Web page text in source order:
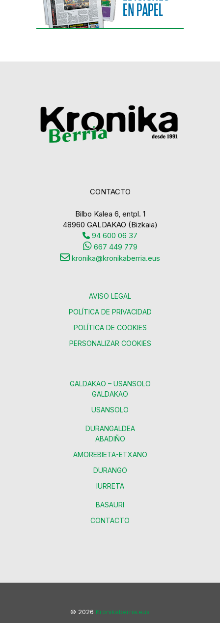
CONTACTO
Bilbo Kalea 6, entpl. 1
48960 GALDAKAO (Bizkaia)
94 600 06 37
667 449 779
kronika@kronikaberria.eus
AVISO LEGAL
POLÍTICA DE PRIVACIDAD
POLÍTICA DE COOKIES
PERSONALIZAR COOKIES
GALDAKAO – USANSOLO
GALDAKAO
USANSOLO
DURANGALDEA
ABADIÑO
AMOREBIETA-ETXANO
DURANGO
IURRETA
BASAURI
CONTACTO
© 2026 Kronikaberria.eus